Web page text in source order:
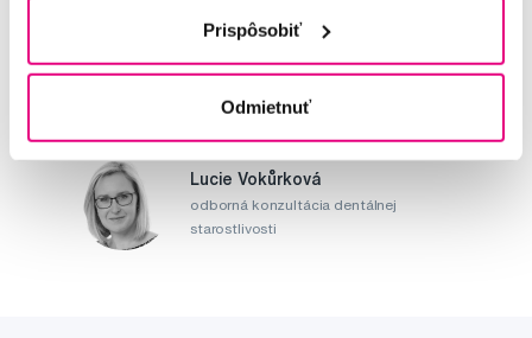
Prispôsobiť
Odmietnuť
MUDr. Alena Krugová
starostlivosti
Lucie Vokůrková
odborná konzultácia dentálnej
starostlivosti